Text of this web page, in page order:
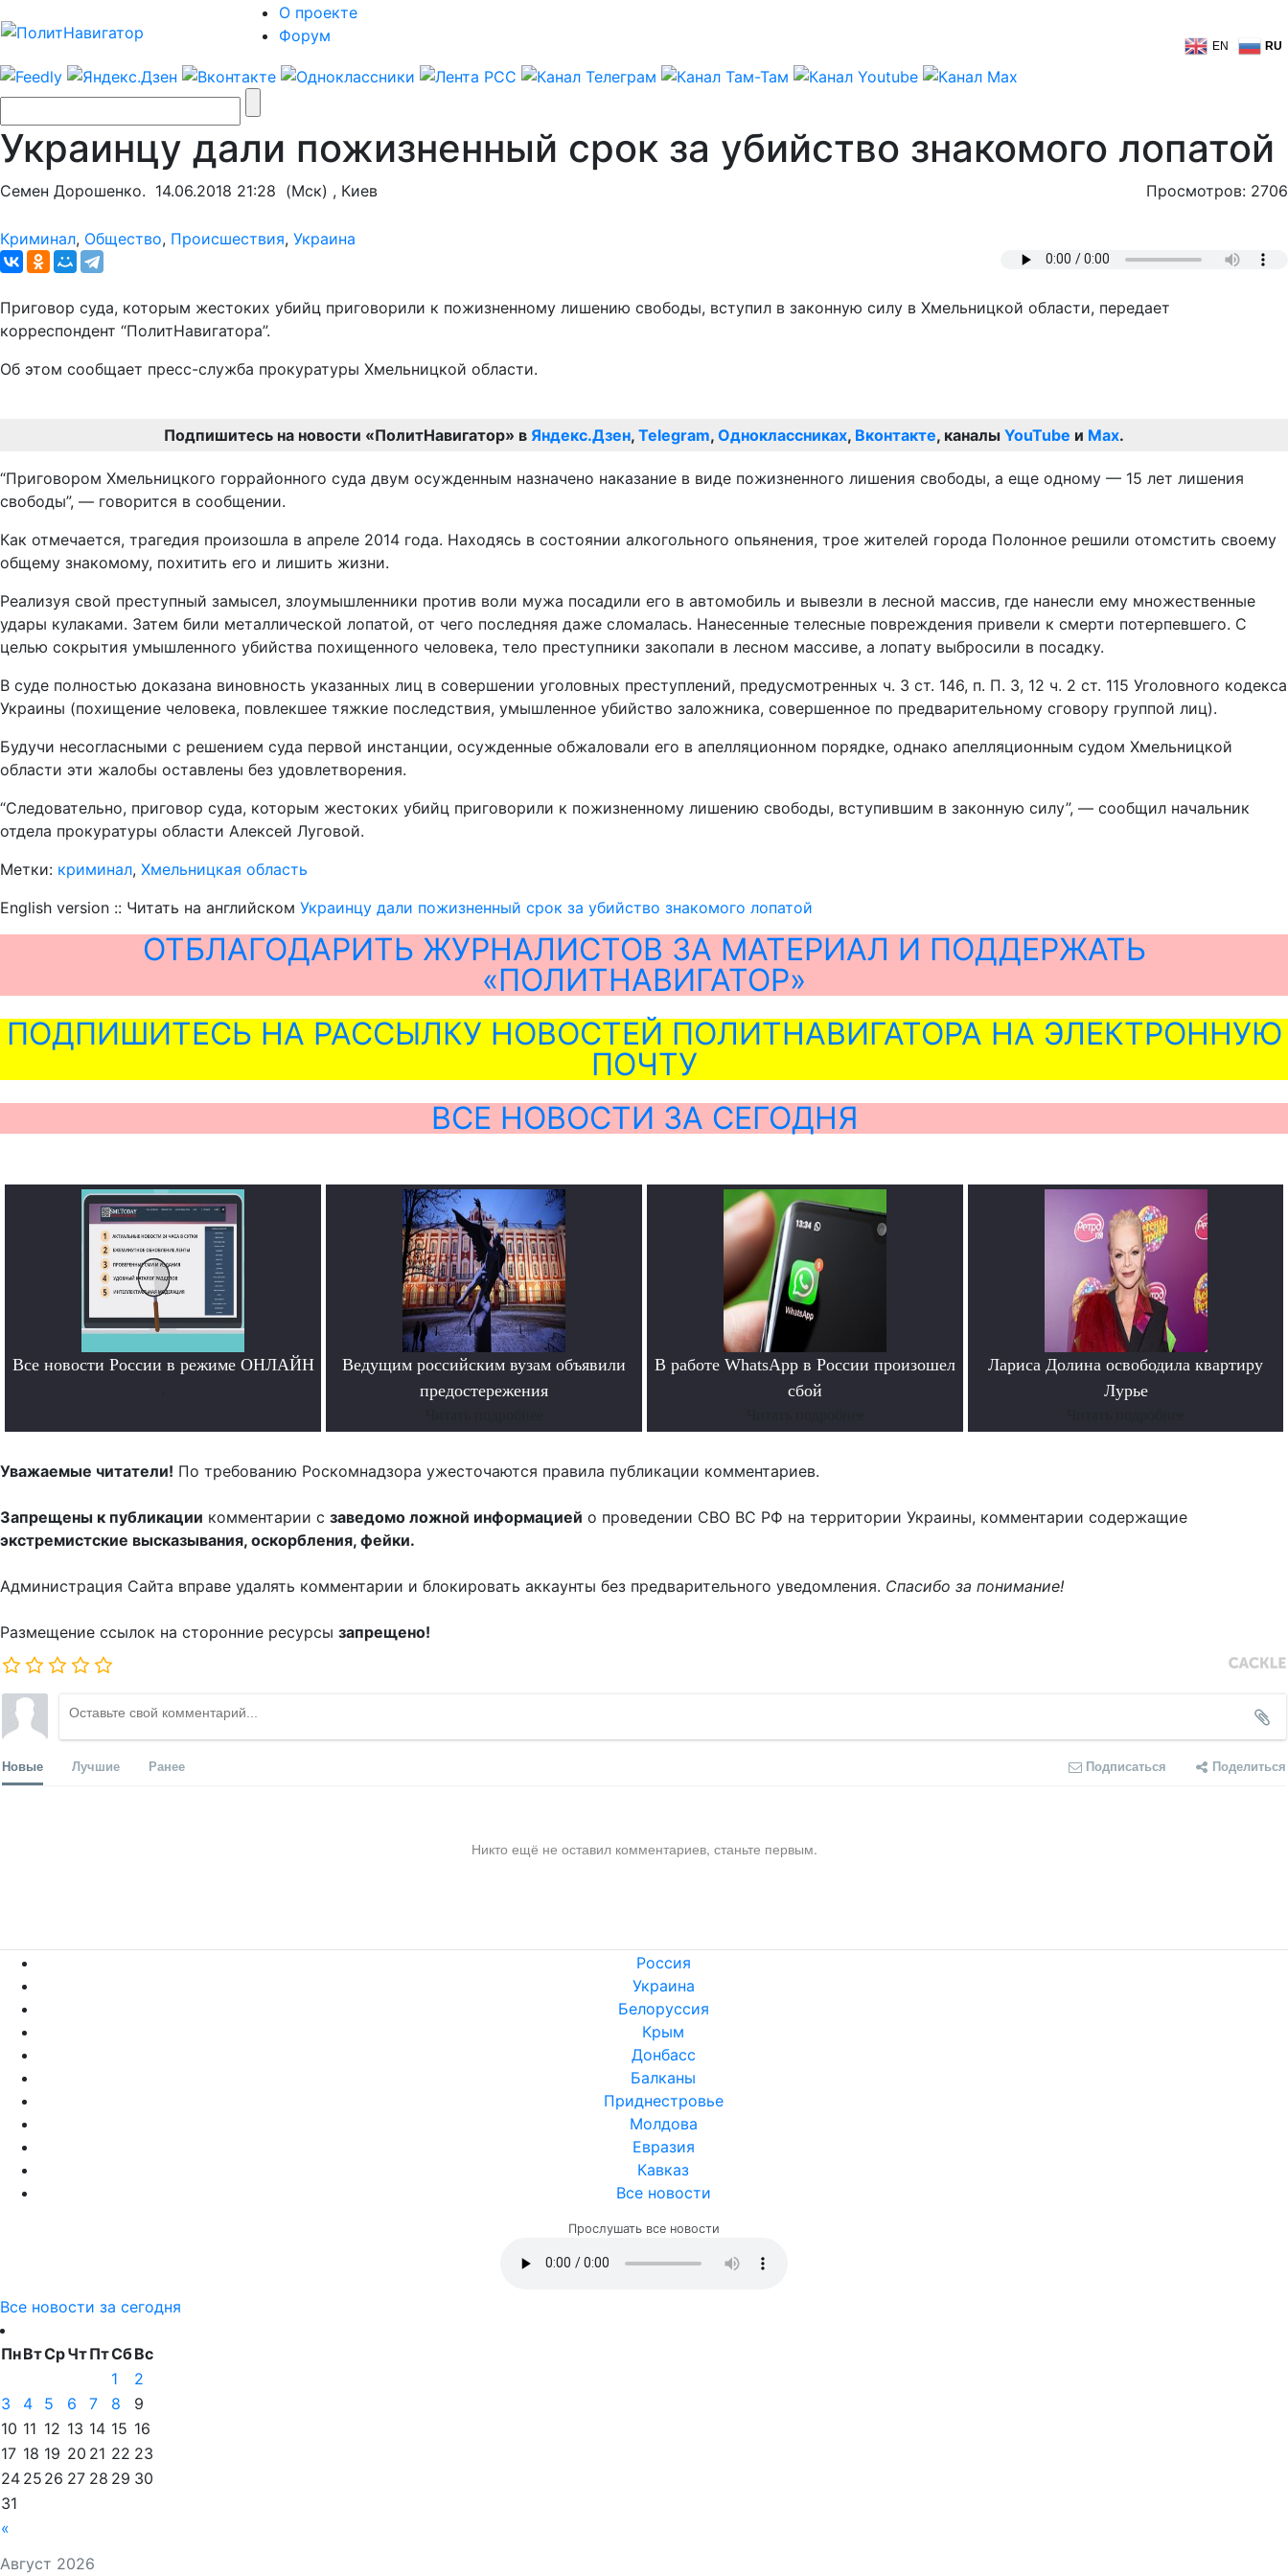
О проекте
Форум
EN RU
Украинцу дали пожизненный срок за убийство знакомого лопатой
Семен Дорошенко. 14.06.2018 21:28 (Мск) , Киев Просмотров: 2706
Криминал, Общество, Происшествия, Украина
Приговор суда, которым жестоких убийц приговорили к пожизненному лишению свободы, вступил в законную силу в Хмельницкой области, передает
корреспондент “ПолитНавигатора”.
Об этом сообщает пресс-служба прокуратуры Хмельницкой области.
Подпишитесь на новости «ПолитНавигатор» в Яндекс.Дзен, Telegram, Одноклассниках, Вконтакте, каналы YouTube и Max.
“Приговором Хмельницкого горрайонного суда двум осужденным назначено наказание в виде пожизненного лишения свободы, а еще одному — 15 лет лишения
свободы”, — говорится в сообщении.
Как отмечается, трагедия произошла в апреле 2014 года. Находясь в состоянии алкогольного опьянения, трое жителей города Полонное решили отомстить своему
общему знакомому, похитить его и лишить жизни.
Реализуя свой преступный замысел, злоумышленники против воли мужа посадили его в автомобиль и вывезли в лесной массив, где нанесли ему множественные
удары кулаками. Затем били металлической лопатой, от чего последняя даже сломалась. Нанесенные телесные повреждения привели к смерти потерпевшего. С
целью сокрытия умышленного убийства похищенного человека, тело преступники закопали в лесном массиве, а лопату выбросили в посадку.
В суде полностью доказана виновность указанных лиц в совершении уголовных преступлений, предусмотренных ч. 3 ст. 146, п. П. 3, 12 ч. 2 ст. 115 Уголовного кодекса
Украины (похищение человека, повлекшее тяжкие последствия, умышленное убийство заложника, совершенное по предварительному сговору группой лиц).
Будучи несогласными с решением суда первой инстанции, осужденные обжаловали его в апелляционном порядке, однако апелляционным судом Хмельницкой
области эти жалобы оставлены без удовлетворения.
“Следовательно, приговор суда, которым жестоких убийц приговорили к пожизненному лишению свободы, вступившим в законную силу”, — сообщил начальник
отдела прокуратуры области Алексей Луговой.
Метки: криминал, Хмельницкая область
English version :: Читать на английском Украинцу дали пожизненный срок за убийство знакомого лопатой
ОТБЛАГОДАРИТЬ ЖУРНАЛИСТОВ ЗА МАТЕРИАЛ И ПОДДЕРЖАТЬ
«ПОЛИТНАВИГАТОР»
ПОДПИШИТЕСЬ НА РАССЫЛКУ НОВОСТЕЙ ПОЛИТНАВИГАТОРА НА ЭЛЕКТРОННУЮ
ПОЧТУ
ВСЕ НОВОСТИ ЗА СЕГОДНЯ
Все новости России в режиме ОНЛАЙН
Ведущим российским вузам объявили
предостережения
В работе WhatsApp в России произошел
сбой
Лариса Долина освободила квартиру
Лурье
Уважаемые читатели! По требованию Роскомнадзора ужесточаются правила публикации комментариев.
Запрещены к публикации комментарии с заведомо ложной информацией о проведении СВО ВС РФ на территории Украины, комментарии содержащие
экстремистские высказывания, оскорбления, фейки.
Администрация Сайта вправе удалять комментарии и блокировать аккаунты без предварительного уведомления. Спасибо за понимание!
Размещение ссылок на сторонние ресурсы запрещено!
Новые Лучшие Ранее Подписаться Поделиться
Никто ещё не оставил комментариев, станьте первым.
Россия
Украина
Белоруссия
Крым
Донбасс
Балканы
Приднестровье
Молдова
Евразия
Кавказ
Все новости
Прослушать все новости
Все новости за сегодня
Август 2026
ПнВтСрЧтПтСбВс
«
1
2
3
4 5 6 7 8
9
10 11 12 13 14 15 16
17 18 19 20 21 22 23
24 25 26 27 28 29 30
31